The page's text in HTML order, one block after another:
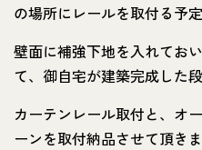
の場所にレールを取付る予
壁面に補強下地を入れてお
て、御自宅が建築完成した
カーテンレール取付と、オ
ーンを取付納品させて頂きま